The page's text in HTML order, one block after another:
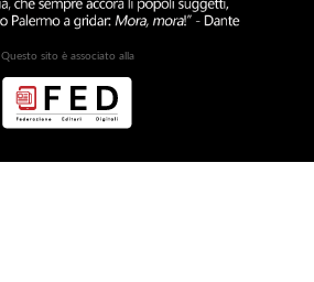
Questo sito è associato alla